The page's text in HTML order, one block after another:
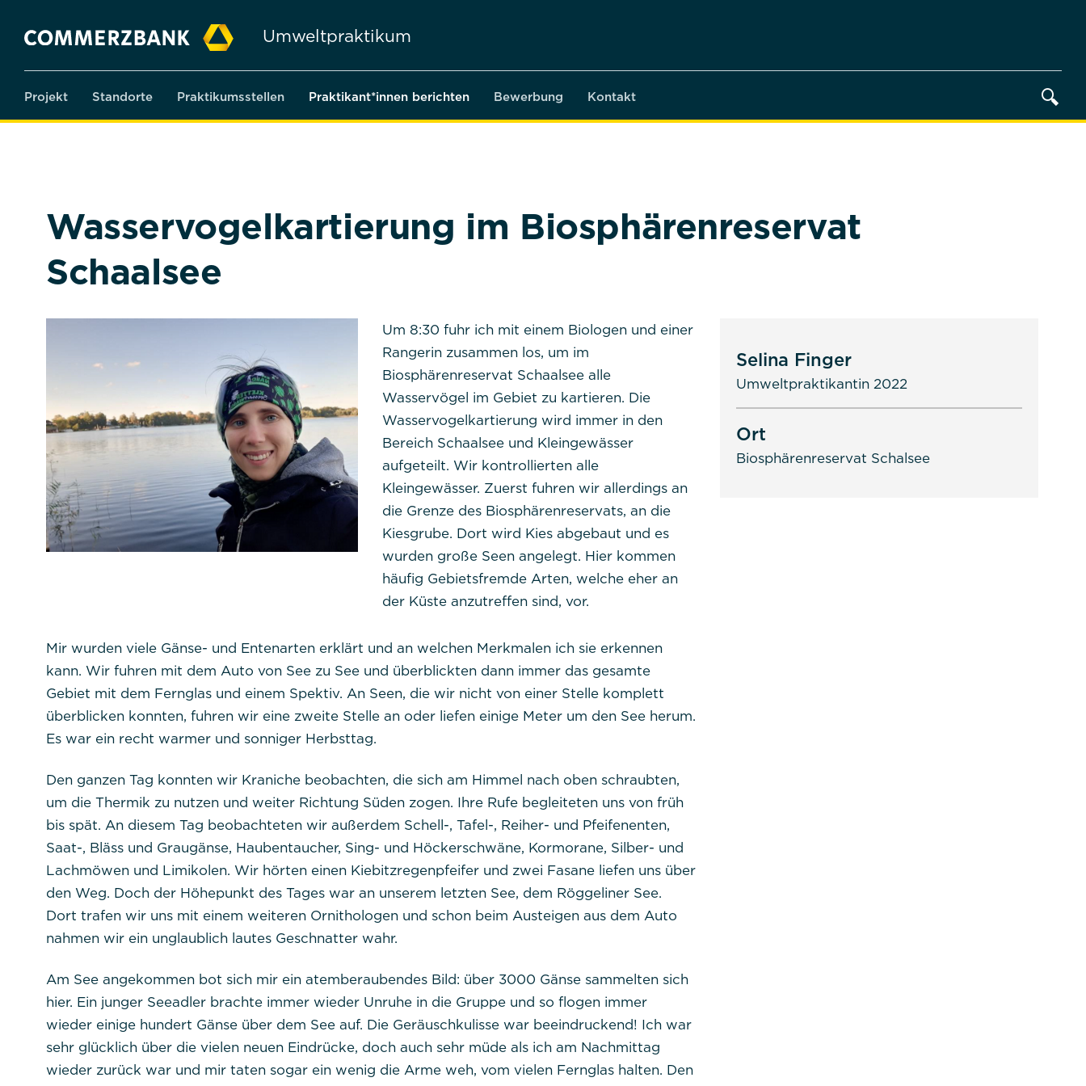
Umweltpraktikum
Projekt Standorte Praktikumsstellen Praktikant*innen berichten Bewerbung Kontakt
Wasservogelkartierung im Biosphärenreservat
Schaalsee
Um 8:30 fuhr ich mit einem Biologen und einer
Rangerin zusammen los, um im
Biosphärenreservat Schaalsee alle
Wasservögel im Gebiet zu kartieren. Die
Wasservogelkartierung wird immer in den
Bereich Schaalsee und Kleingewässer
aufgeteilt. Wir kontrollierten alle
Kleingewässer. Zuerst fuhren wir allerdings an
die Grenze des Biosphärenreservats, an die
Kiesgrube. Dort wird Kies abgebaut und es
wurden große Seen angelegt. Hier kommen
häufig Gebietsfremde Arten, welche eher an
der Küste anzutreffen sind, vor.
Mir wurden viele Gänse- und Entenarten erklärt und an welchen Merkmalen ich sie erkennen
kann. Wir fuhren mit dem Auto von See zu See und überblickten dann immer das gesamte
Gebiet mit dem Fernglas und einem Spektiv. An Seen, die wir nicht von einer Stelle komplett
überblicken konnten, fuhren wir eine zweite Stelle an oder liefen einige Meter um den See herum.
Es war ein recht warmer und sonniger Herbsttag.
Den ganzen Tag konnten wir Kraniche beobachten, die sich am Himmel nach oben schraubten,
um die Thermik zu nutzen und weiter Richtung Süden zogen. Ihre Rufe begleiteten uns von früh
bis spät. An diesem Tag beobachteten wir außerdem Schell-, Tafel-, Reiher- und Pfeifenenten,
Saat-, Bläss und Graugänse, Haubentaucher, Sing- und Höckerschwäne, Kormorane, Silber- und
Lachmöwen und Limikolen. Wir hörten einen Kiebitzregenpfeifer und zwei Fasane liefen uns über
den Weg. Doch der Höhepunkt des Tages war an unserem letzten See, dem Röggeliner See.
Dort trafen wir uns mit einem weiteren Ornithologen und schon beim Austeigen aus dem Auto
nahmen wir ein unglaublich lautes Geschnatter wahr.
Am See angekommen bot sich mir ein atemberaubendes Bild: über 3000 Gänse sammelten sich
hier. Ein junger Seeadler brachte immer wieder Unruhe in die Gruppe und so flogen immer
wieder einige hundert Gänse über dem See auf. Die Geräuschkulisse war beeindruckend! Ich war
sehr glücklich über die vielen neuen Eindrücke, doch auch sehr müde als ich am Nachmittag
wieder zurück war und mir taten sogar ein wenig die Arme weh, vom vielen Fernglas halten. Den
Selina Finger
Umweltpraktikantin 2022
Ort
Biosphärenreservat Schalsee